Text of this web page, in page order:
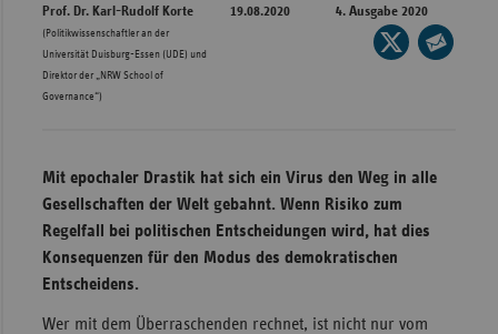
Hessen
Prof. Dr. Karl-Rudolf Korte
(Politikwissenschaftler an der
Universität Duisburg-Essen (UDE) und
Direktor der „NRW School of
Governance“)
19.08.2020 4. Ausgabe 2020
Seite
auf
teilen
Mit epochaler Drastik hat sich ein Virus den Weg in alle
Gesellschaften der Welt gebahnt. Wenn Risiko zum
Regelfall bei politischen Entscheidungen wird, hat dies
Konsequenzen für den Modus des demokratischen
Entscheidens.
Wer mit dem Überraschenden rechnet, ist nicht nur vom